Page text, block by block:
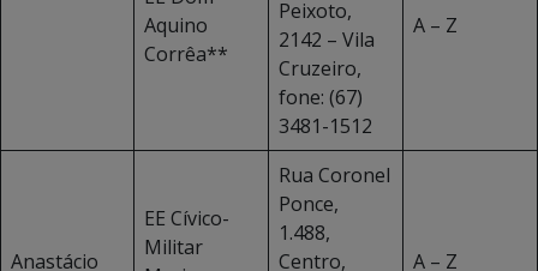
Aquino
Corrêa**
Peixoto,
2142 – Vila
Cruzeiro,
fone: (67)
3481-1512
A – Z
Anastácio
EE Cívico-
Militar
Rua Coronel
Ponce,
1.488,
Centro,
A – Z